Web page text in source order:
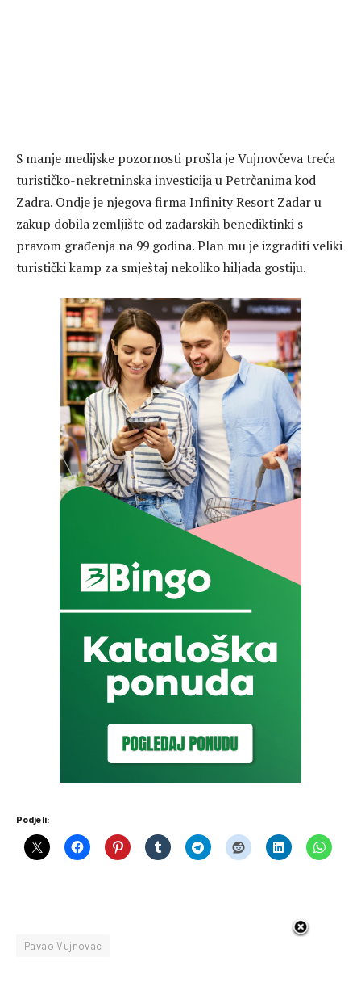
S manje medijske pozornosti prošla je Vujnovčeva treća
turističko-nekretninska investicija u Petrčanima kod
Zadra. Ondje je njegova firma Infinity Resort Zadar u
zakup dobila zemljište od zadarskih benediktinki s
pravom građenja na 99 godina. Plan mu je izgraditi veliki
turistički kamp za smještaj nekoliko hiljada gostiju.
Podjeli:
Pavao Vujnovac